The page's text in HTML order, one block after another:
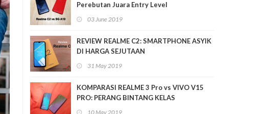
Perebutan Juara Entry Level
03 June 2019
REVIEW REALME C2: SMARTPHONE ASYIK
DI HARGA SEJUTAAN
31 May 2019
KOMPARASI REALME 3 Pro vs VIVO V15
PRO: PERANG BINTANG KELAS
10 May 2019